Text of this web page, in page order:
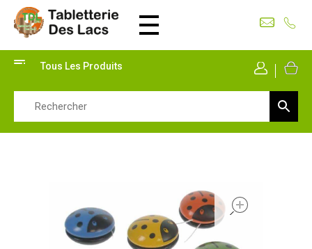
Tabletterie des Lacs
Tous Les Produits Mon